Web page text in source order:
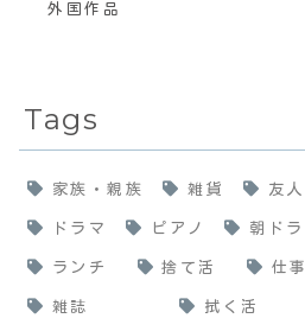
外国作品
Tags
家族・親族 雑貨 友人
ドラマ ピアノ 朝ドラ
ランチ 捨て活 仕事
雑誌 拭く活